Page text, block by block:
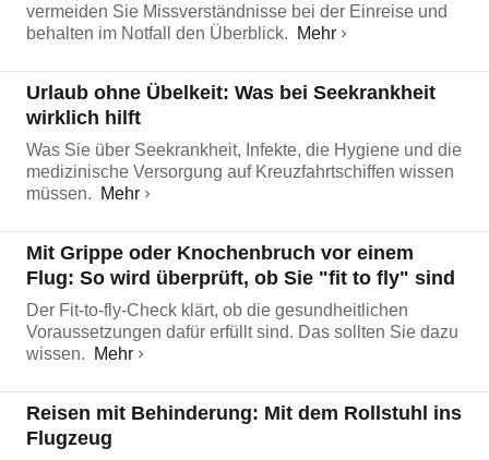
vermeiden Sie Missverständnisse bei der Einreise und
behalten im Notfall den Überblick.
Mehr
Urlaub ohne Übelkeit: Was bei Seekrankheit
wirklich hilft
Was Sie über Seekrankheit, Infekte, die Hygiene und die
medizinische Versorgung auf Kreuzfahrtschiffen wissen
müssen.
Mehr
Mit Grippe oder Knochenbruch vor einem
Flug: So wird überprüft, ob Sie "fit to fly" sind
Der Fit-to-fly-Check klärt, ob die gesundheitlichen
Voraussetzungen dafür erfüllt sind. Das sollten Sie dazu
wissen.
Mehr
Reisen mit Behinderung: Mit dem Rollstuhl ins
Flugzeug